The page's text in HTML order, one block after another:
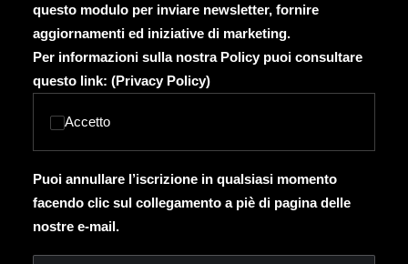
questo modulo per inviare newsletter, fornire
aggiornamenti ed iniziative di marketing.
Per informazioni sulla nostra Policy puoi consultare
questo link: (Privacy Policy)
Accetto
Puoi annullare l’iscrizione in qualsiasi momento
facendo clic sul collegamento a piè di pagina delle
nostre e-mail.